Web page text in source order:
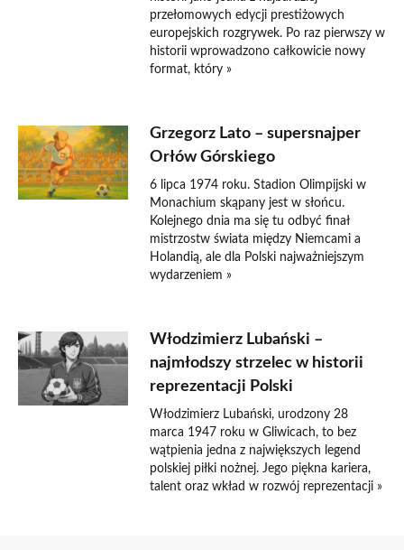
przełomowych edycji prestiżowych
europejskich rozgrywek. Po raz pierwszy w
historii wprowadzono całkowicie nowy
format, który »
Grzegorz Lato – supersnajper
Orłów Górskiego
6 lipca 1974 roku. Stadion Olimpijski w
Monachium skąpany jest w słońcu.
Kolejnego dnia ma się tu odbyć finał
mistrzostw świata między Niemcami a
Holandią, ale dla Polski najważniejszym
wydarzeniem »
Włodzimierz Lubański –
najmłodszy strzelec w historii
reprezentacji Polski
Włodzimierz Lubański, urodzony 28
marca 1947 roku w Gliwicach, to bez
wątpienia jedna z największych legend
polskiej piłki nożnej. Jego piękna kariera,
talent oraz wkład w rozwój reprezentacji »